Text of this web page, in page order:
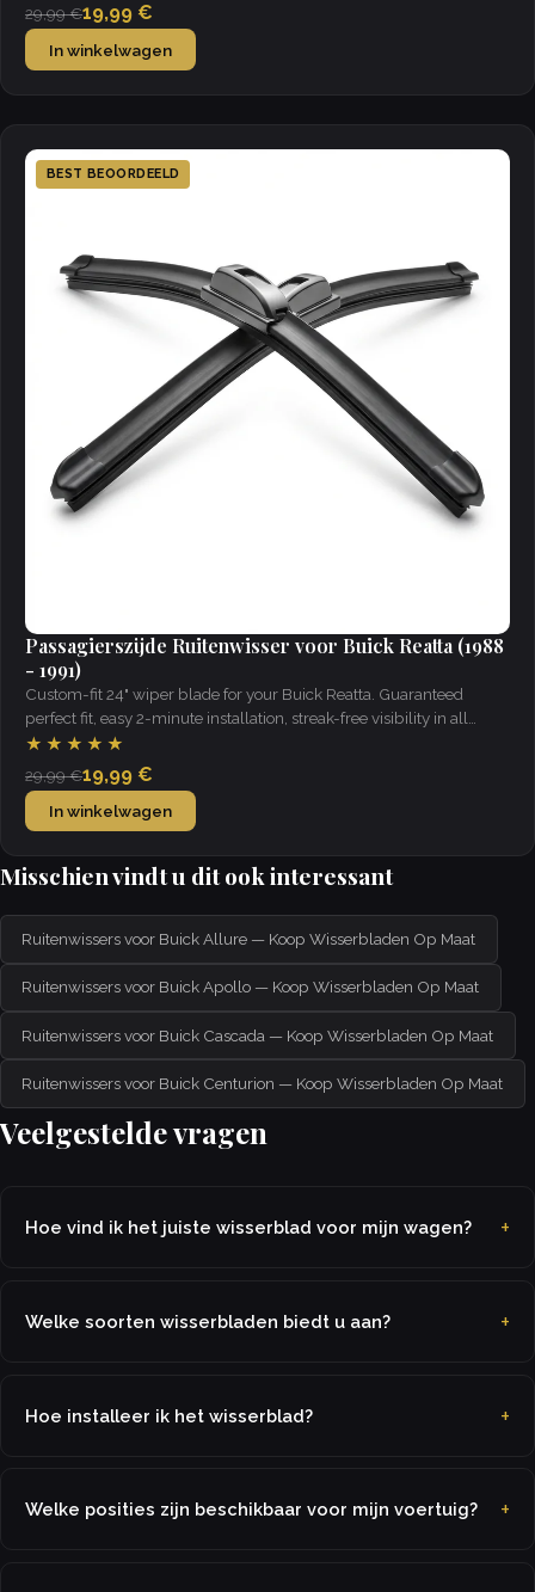
29,99 €19,99 €
In winkelwagen
BEST BEOORDEELD
Passagierszijde Ruitenwisser voor Buick Reatta (1988
- 1991)
Custom-fit 24" wiper blade for your Buick Reatta. Guaranteed
perfect fit, easy 2-minute installation, streak-free visibility in all
weather.
★★★★★
29,99 €19,99 €
In winkelwagen
Misschien vindt u dit ook interessant
Ruitenwissers voor Buick Allure — Koop Wisserbladen Op Maat
Ruitenwissers voor Buick Apollo — Koop Wisserbladen Op Maat
Ruitenwissers voor Buick Cascada — Koop Wisserbladen Op Maat
Ruitenwissers voor Buick Centurion — Koop Wisserbladen Op Maat
Veelgestelde vragen
Hoe vind ik het juiste wisserblad voor mijn wagen?
Welke soorten wisserbladen biedt u aan?
Hoe installeer ik het wisserblad?
Welke posities zijn beschikbaar voor mijn voertuig?